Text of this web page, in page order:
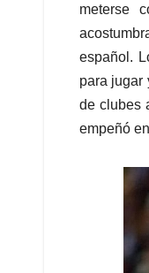
meterse
español.
para jugar
de clubes
empeñó